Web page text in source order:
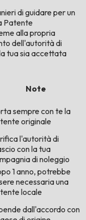
di guidare per un
Patente
alla propria
dell'autorità di
tua sia accettata
Note
sempre con te la
originale
l'autorità di
con la tua
di noleggio
1 anno, potrebbe
necessaria una
locale
dall'accordo con